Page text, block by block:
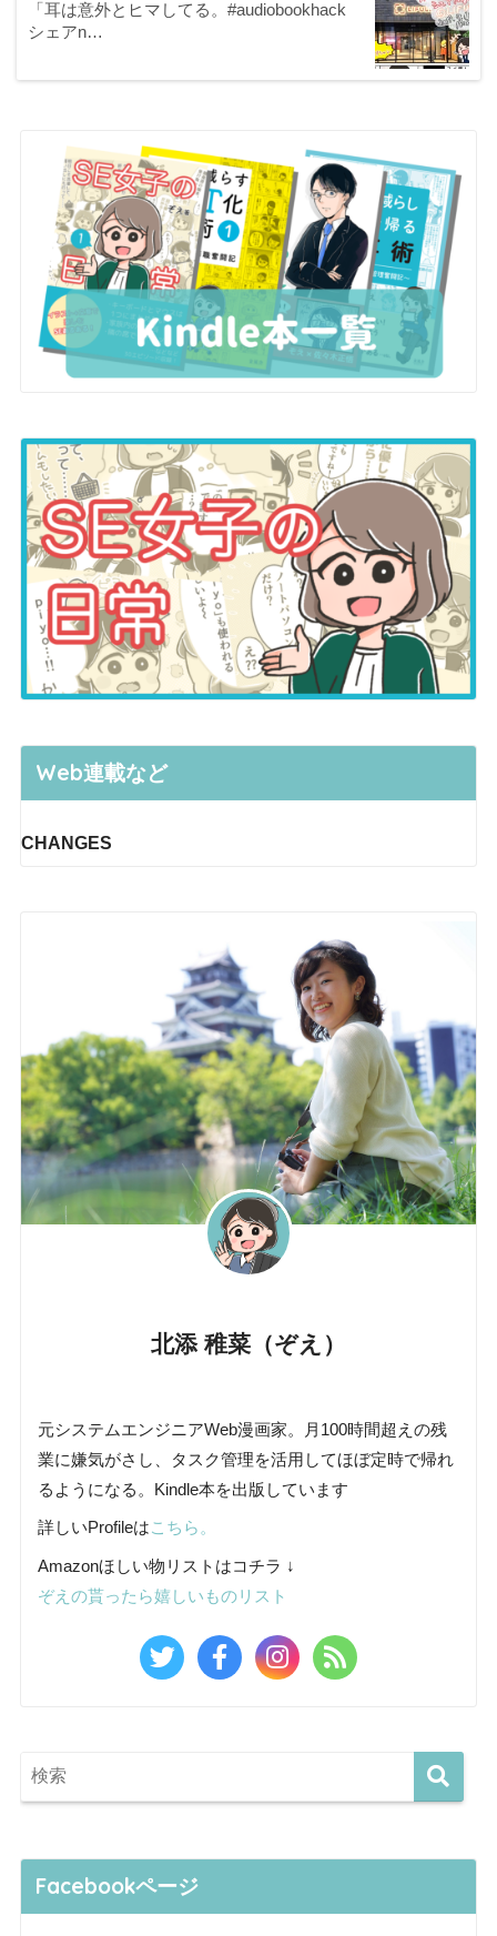
「耳は意外とヒマしてる。#audiobookhack
シェアn…
Web連載など
CHANGES
北添 稚菜（ぞえ）
元システムエンジニアWeb漫画家。月100時間超えの残
業に嫌気がさし、タスク管理を活用してほぼ定時で帰れ
るようになる。Kindle本を出版しています
詳しいProfileはこちら。
Amazonほしい物リストはコチラ ↓
ぞえの貰ったら嬉しいものリスト
Facebookページ